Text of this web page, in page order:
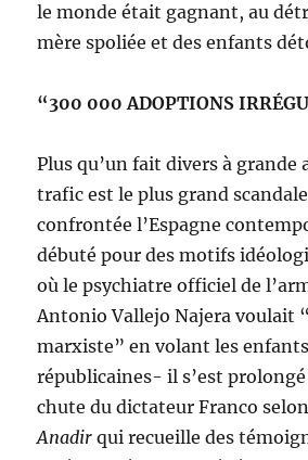
le monde était gagnant, au
mère spoliée et des enfants
“300 000 ADOPTIONS
Plus qu’un fait divers à grande
trafic est le plus grand
confrontée l’Es­pagne
débuté pour des mo­tifs
où le psychiatre officiel de
Antonio Vallejo Najera voulait
marxiste” en volant les
républicaines- il s’est
chute du dictateur Franco
Ana­dirqui recueille des